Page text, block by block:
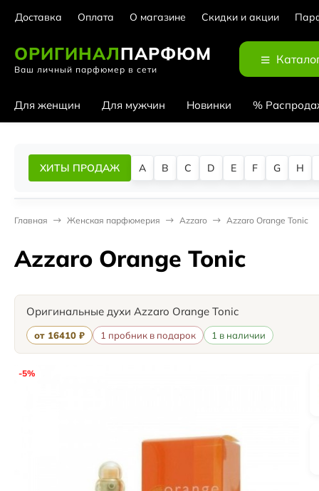
Доставка Оплата О магазине Скидки и акции
ОРИГИНАЛПАРФЮМ
Ваш личный парфюмер в сети
Для женщин Для мужчин Новинки %
ХИТЫ ПРОДАЖ A B C D E F G H
Главная Женская парфюмерия Azzaro Azzaro Orange Tonic
Azzaro Orange Tonic
Оригинальные духи Azzaro Orange Tonic
от 16410 ₽ 1 пробник в подарок 1 в наличии
-5%